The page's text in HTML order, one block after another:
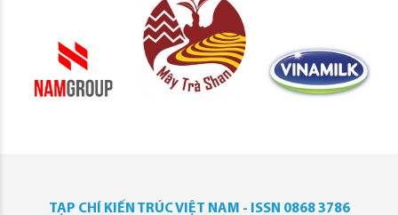
TẠP CHÍ KIẾN TRÚC VIỆT NAM - ISSN 0868 3786